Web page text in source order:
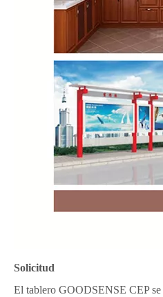
Solicitud
El tablero GOODSENSE CEP